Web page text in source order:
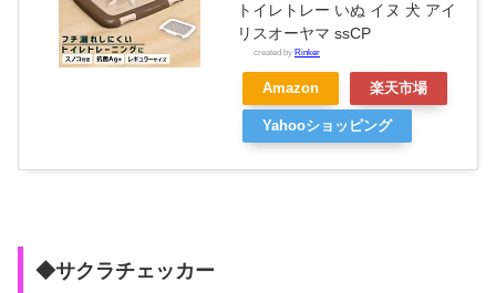
トイレトレー いぬ イヌ 犬 アイ
リスオーヤマ ssCP
created by Rinker
Amazon 楽天市場
Yahooショッピング
◆サクラチェッカー